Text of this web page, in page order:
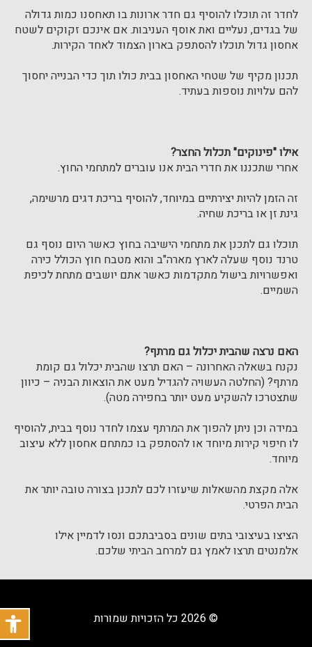
לחדר זה תוכלו להוסיף גם חדר ארונות בו תאחסנו כמות גדולה
של בגדים, נעליים ואת אוסף העניבות. אם אינכם זקוקים לשטח
אחסון גדול תוכלו להסתפק בארון הצמוד לאחד הקירות.
תכנון מקיף של שטחי האחסון בבית כולו תוך כדי הבנייה יחסוך
להם עלויות נוספות בעתיד.
אילו "פינוקים" תכלול החצר?
אחרי שתכננו את חדרי הבית אנו עוברים למתחמי החוץ.
זה הזמן להיות יצירתיים במיוחד, להוסיף בריכת דגים מרשימה,
גינת זן או בריכת שחיה.
תוכלו גם לתכנן את מתחמי הישיבה בחוץ כאשר היום נוסף גם
טרנד נוסף שעלה לארץ מארה"ב והוא מטבח חוץ הכולל כירה
ואפשרויות בישול מתקדמות כאשר אתם יושבים מתחת לכיפת
השמיים.
האם נרצה שהבית יכלול גם מרתף?
נקנח בשאלה האחרונה – האם תרצו שהבית יכלול גם קומת
מרתף? (החלטה העשויה להגדיל מעט את הוצאות הבניה – כיוון
שתצטרכו להשקיע מעט יותר בחפירה מטה).
במידה וכן ניתן להפוך את המרתף עצמו לחדר נוסף בבית, להוסיף
לו חיפוי קירות מיוחד או להסתפק בו כמתחם אחסון ללא עיצוב
מיוחד.
אלה מקצת מהשאלות שיעזרו לכם לתכנן בצורה טובה יותר את
הבית הפרטי.
הציצו בעיצובי בתים שונים בסביבתכם ונסו לדמיין אילו
אלמנטים תרצו לאמץ גם למרחב הביתי שלכם.
© 2026 כל הזכויות שמורות
פתח